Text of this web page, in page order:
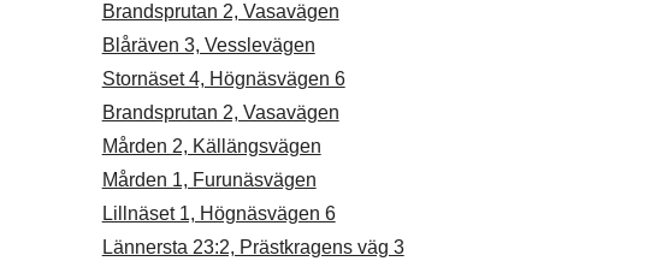
Brandsprutan 2, Vasavägen
Blåräven 3, Vesslevägen
Stornäset 4, Högnäsvägen 6
Brandsprutan 2, Vasavägen
Mården 2, Källängsvägen
Mården 1, Furunäsvägen
Lillnäset 1, Högnäsvägen 6
Lännersta 23:2, Prästkragens väg 3